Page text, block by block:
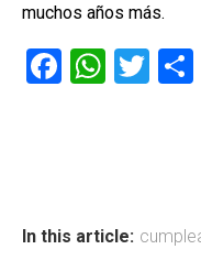
muchos años más.
F
ok
W
p
T
In this article: